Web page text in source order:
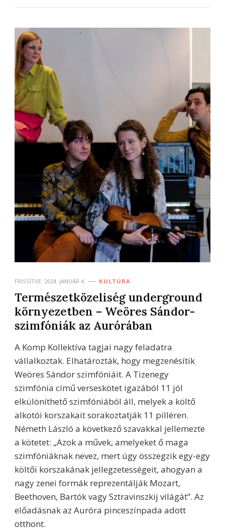
FRISSÍTVE: 2024. JANUÁR 4. KULTÚRA
Természetközeliség underground
környezetben – Weöres Sándor-
szimfóniák az Aurórában
A Komp Kollektíva tagjai nagy feladatra
vállalkoztak. Elhatározták, hogy megzenésítik
Weöres Sándor szimfóniáit. A Tizenegy
szimfónia című verseskötet igazából 11 jól
elkülöníthető szimfóniából áll, melyek a költő
alkotói korszakait sorakoztatják 11 pilléren.
Németh László a következő szavakkal jellemezte
a kötetet: „Azok a művek, amelyeket ő maga
szimfóniáknak nevez, mert úgy összegzik egy-egy
költői korszakának jellegzetességeit, ahogyan a
nagy zenei formák reprezentálják Mozart,
Beethoven, Bartók vagy Sztravinszkij világát”. Az
előadásnak az Auróra pinceszínpada adott
otthont.